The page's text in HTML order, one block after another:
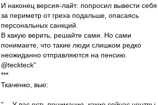
И наконец версия-лайт: попросил вывести себя
за периметр от греха подальше, опасаясь
персональных санкций.
В какую верить, решайте сами. Но сами
понимаете, что такие люди слишком редко
неожиданно отправляются на пенсию.
@teckteck"
***
Ткаченко, вью: